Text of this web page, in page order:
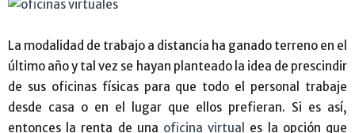
La modalidad de trabajo a distancia ha ganado terreno en el
último año y tal vez se hayan planteado la idea de prescindir
de sus oficinas físicas para que todo el personal trabaje
desde casa o en el lugar que ellos prefieran. Si es así,
entonces la renta de una oficina virtual
es la opción que